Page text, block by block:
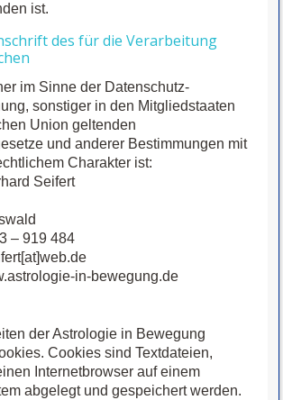
ist.
des für die Verarbeitung
im Sinne der Datenschutz-
sonstiger in den Mitgliedstaaten
Union geltenden
und anderer Bestimmungen mit
Charakter ist:
Seifert
– 919 484
in-bewegung.de
der Astrologie in Bewegung
Cookies sind Textdateien,
Internetbrowser auf einem
abgelegt und gespeichert werden.